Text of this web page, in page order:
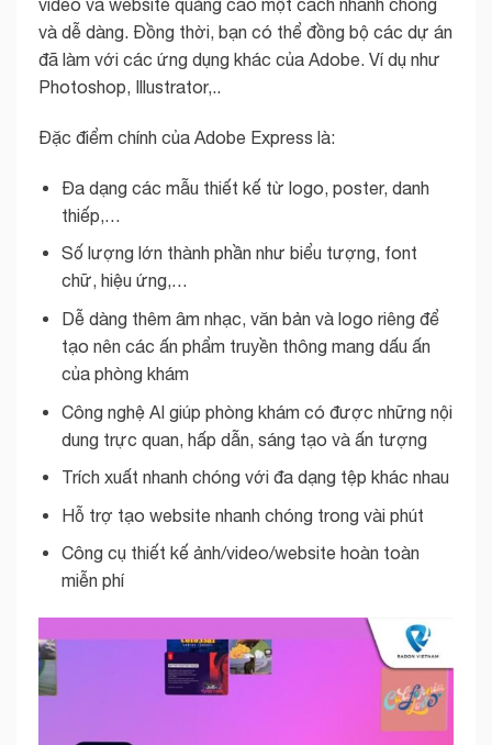
video và website quảng cáo một cách nhanh chóng
và dễ dàng. Đồng thời, bạn có thể đồng bộ các dự án
đã làm với các ứng dụng khác của Adobe. Ví dụ như
Photoshop, Illustrator,..
Đặc điểm chính của Adobe Express là:
Đa dạng các mẫu thiết kế từ logo, poster, danh
thiếp,…
Số lượng lớn thành phần như biểu tượng, font
chữ, hiệu ứng,…
Dễ dàng thêm âm nhạc, văn bản và logo riêng để
tạo nên các ấn phẩm truyền thông mang dấu ấn
của phòng khám
Công nghệ AI giúp phòng khám có được những nội
dung trực quan, hấp dẫn, sáng tạo và ấn tượng
Trích xuất nhanh chóng với đa dạng tệp khác nhau
Hỗ trợ tạo website nhanh chóng trong vài phút
Công cụ thiết kế ảnh/video/website hoàn toàn
miễn phí